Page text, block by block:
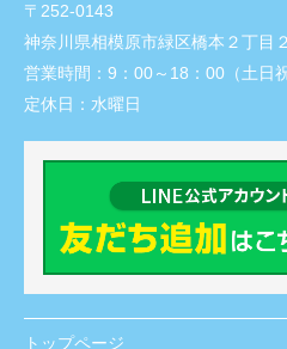
〒252-0143
神奈川県相模原市緑区橋本２丁目
営業時間： 9：00～18：00（土日
定休日： 水曜日
トップページ